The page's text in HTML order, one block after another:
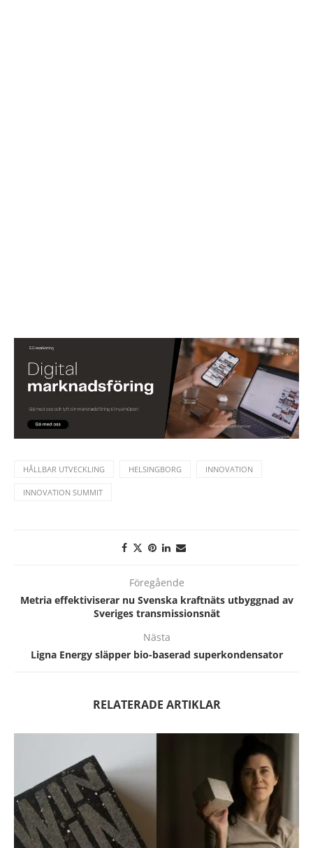
HÅLLBAR UTVECKLING HELSINGBORG INNOVATION
INNOVATION SUMMIT
Föregående
Metria effektiviserar nu Svenska kraftnäts utbyggnad av
Sveriges transmissionsnät
Nästa
Ligna Energy släpper bio-baserad superkondensator
RELATERADE ARTIKLAR